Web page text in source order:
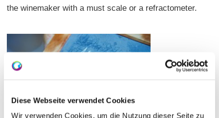
Diese Webseite verwendet Cookies
Wir verwenden Cookies, um die Nutzung dieser Seite zu
the winemaker with a must scale or a refractometer.